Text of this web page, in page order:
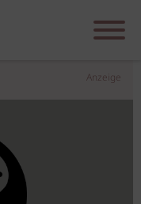
Anzeige